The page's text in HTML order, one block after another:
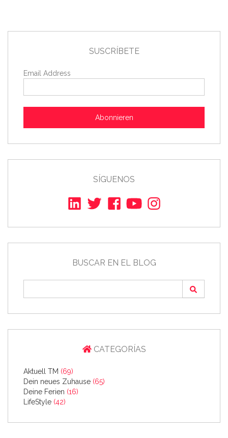
SUSCRÍBETE
Email Address
Abonnieren
SÍGUENOS
BUSCAR EN EL BLOG
CATEGORÍAS
Aktuell TM (69)
Dein neues Zuhause (65)
Deine Ferien (16)
LifeStyle (42)